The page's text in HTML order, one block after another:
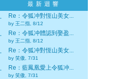
最新迴響
‧
Re：令狐冲對恆山美女...
by 王二指, 8/12
‧ Re：令狐冲體認到娶盈...
by 王二指, 8/12
‧ Re：令狐冲對恆山美女...
by 笑傲, 7/31
‧ Re：藍鳳凰愛上令狐冲...
by 笑傲, 7/31